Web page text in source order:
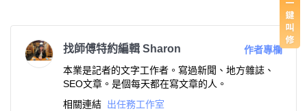
找師傅特約編輯 Sharon
作者專欄
本業是記者的文字工作者。寫過新聞、地方雜誌、
SEO文章。是個每天都在寫文章的人。
相關連結 出任務工作室